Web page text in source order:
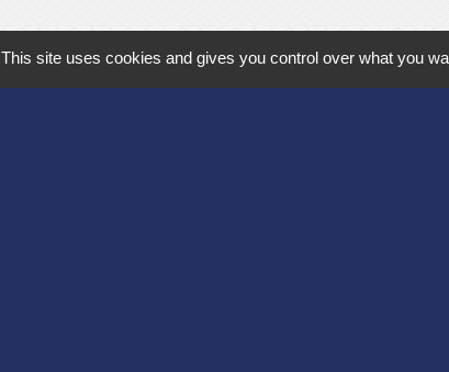
Liens
This site uses cookies and gives you control over what you